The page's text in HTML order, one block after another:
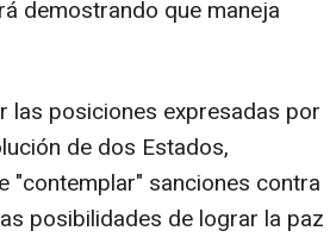
demostrando que maneja
las posiciones expresadas por
de dos Estados,
"contemplar" sanciones contra
posibilidades de lograr la paz